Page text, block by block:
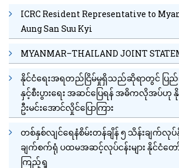
ICRC Resident Representative to
Aung San Suu Kyi
MYANMAR–THAILAND JOINT
နိုင်ငံရေးအရတည်ငြိမ်မှုရှိသည်ဆိုရာတွင် ပြ
နှင့်စီးပွားရေး အဆင်ပြေရန် အဓိကလိုအပ်ဟု
ဦးမင်းအောင်လှိုင်ပြောကြား
တစ်နှစ်လျင်ရေနံစိမ်းတန်ချိန် ၅ သိန်းချက်လု
ချက်စက်ရုံ ပထမအဆင့်လုပ်ငန်းများ နိုင်ငံတေ
ကြည့်ရှု